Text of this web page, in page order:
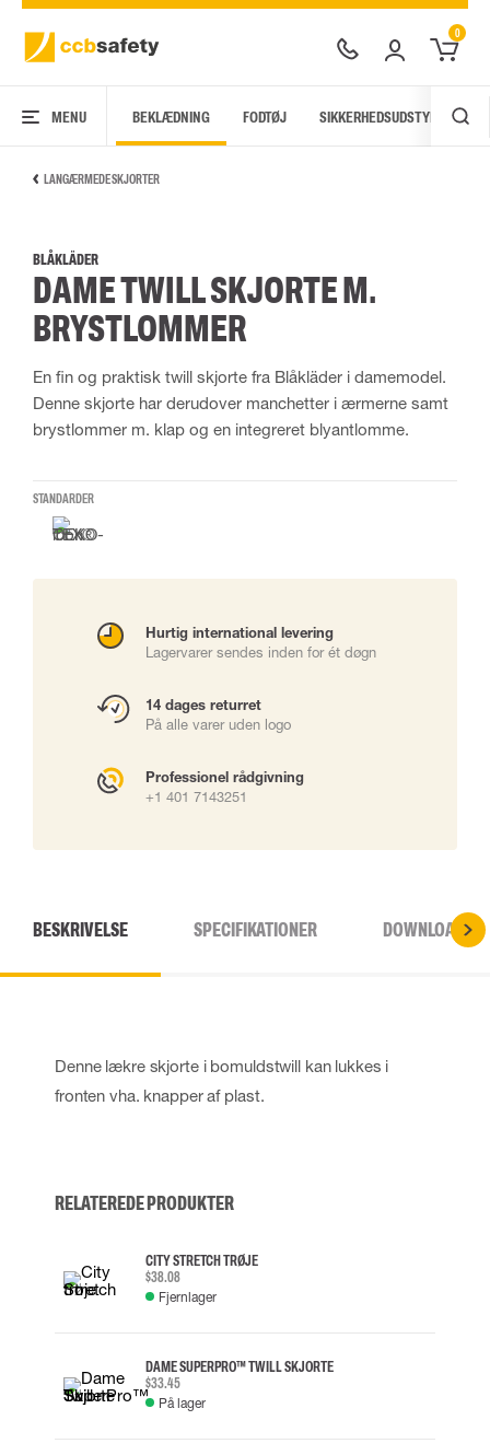
0
MENU BEKLÆDNING FODTØJ SIKKERHEDSUDSTYR
LANGÆRMEDE SKJORTER
BLÅKLÄDER
DAME TWILL SKJORTE M.
BRYSTLOMMER
En fin og praktisk twill skjorte fra Blåkläder i damemodel.
Denne skjorte har derudover manchetter i ærmerne samt
brystlommer m. klap og en integreret blyantlomme.
STANDARDER
Hurtig international levering
Lagervarer sendes inden for ét døgn
14 dages returret
På alle varer uden logo
Professionel rådgivning
+1 401 7143251
BESKRIVELSE SPECIFIKATIONER DOWNLOADS
Denne lækre skjorte i bomuldstwill kan lukkes i
fronten vha. knapper af plast.
RELATEREDE PRODUKTER
CITY STRETCH TRØJE
$38.08
Fjernlager
DAME SUPERPRO™ TWILL SKJORTE
$33.45
På lager